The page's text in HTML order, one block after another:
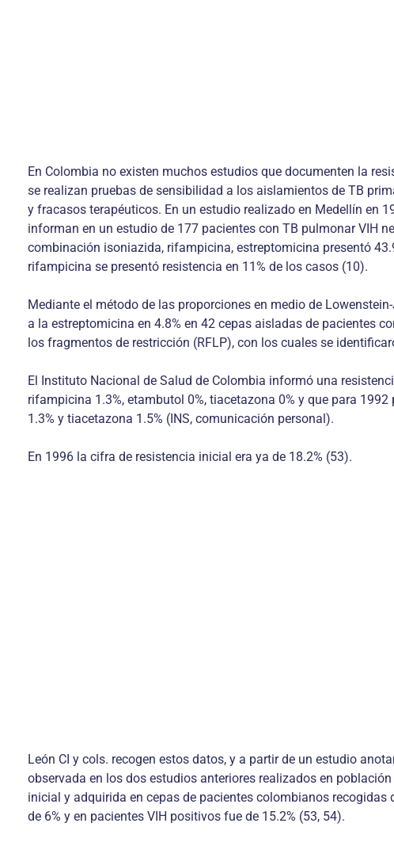
En Colombia no existen muchos estudios que documenten la
se realizan pruebas de sensibilidad a los aislamientos de TB
y fracasos terapéuticos. En un estudio realizado en Medellín en
informan en un estudio de 177 pacientes con TB pulmonar VIH
combinación isoniazida, rifampicina, estreptomicina presentó
rifampicina se presentó resistencia en 11% de los casos (10).
Mediante el método de las proporciones en medio de
a la estreptomicina en 4.8% en 42 cepas aisladas de pacientes
los fragmentos de restricción (RFLP), con los cuales se
El Instituto Nacional de Salud de Colombia informó una
rifampicina 1.3%, etambutol 0%, tiacetazona 0% y que para
1.3% y tiacetazona 1.5% (INS, comunicación personal).
En 1996 la cifra de resistencia inicial era ya de 18.2% (53).
León CI y cols. recogen estos datos, y a partir de un estudio
observada en los dos estudios anteriores realizados en
inicial y adquirida en cepas de pacientes colombianos
de 6% y en pacientes VIH positivos fue de 15.2% (53, 54).